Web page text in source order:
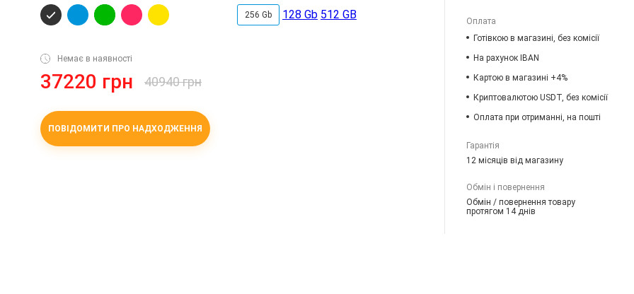
256 Gb 128 Gb 512 GB
Немає в наявності
37220 грн 40940 грн
ПОВІДОМИТИ ПРО НАДХОДЖЕННЯ
Оплата
Готівкою в магазині, без комісії
На рахунок IBAN
Картою в магазині +4%
Криптовалютою USDT, без комісії
Оплата при отриманні, на пошті
Гарантія
12 місяців від магазину
Обмін і повернення
Обмін / повернення товару
протягом 14 днів